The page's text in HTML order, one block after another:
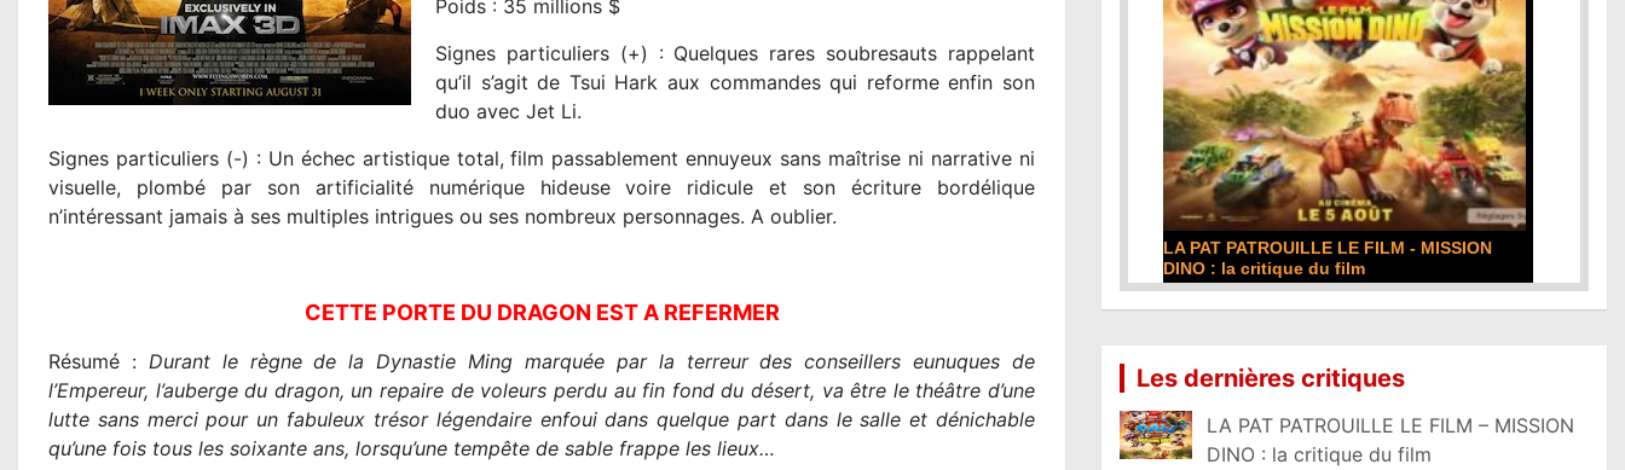
Poids : 35 millions $
Signes particuliers (+) : Quelques rares soubresauts rappelant
qu’il s’agit de Tsui Hark aux commandes qui reforme enfin son
duo avec Jet Li.
Signes particuliers (-) : Un échec artistique total, film passablement ennuyeux sans maîtrise ni narrative ni
visuelle, plombé par son artificialité numérique hideuse voire ridicule et son écriture bordélique
n’intéressant jamais à ses multiples intrigues ou ses nombreux personnages. A oublier.
CETTE PORTE DU DRAGON EST A REFERMER
Résumé : Durant le règne de la Dynastie Ming marquée par la terreur des conseillers eunuques de
l’Empereur, l’auberge du dragon, un repaire de voleurs perdu au fin fond du désert, va être le théâtre d’une
lutte sans merci pour un fabuleux trésor légendaire enfoui dans quelque part dans le salle et dénichable
qu’une fois tous les soixante ans, lorsqu’une tempête de sable frappe les lieux…
DE LA COMÉDIE-FRANÇAISE : la critique du
film
Les dernières critiques
LA PAT PATROUILLE LE FILM – MISSION
DINO : la critique du film